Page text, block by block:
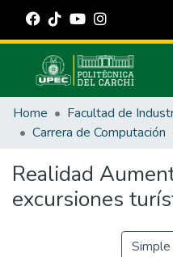
Communities & Collections
All of DSpace
Estadísticas Externas
Home
Carrera de Computación
Realidad
excursiones